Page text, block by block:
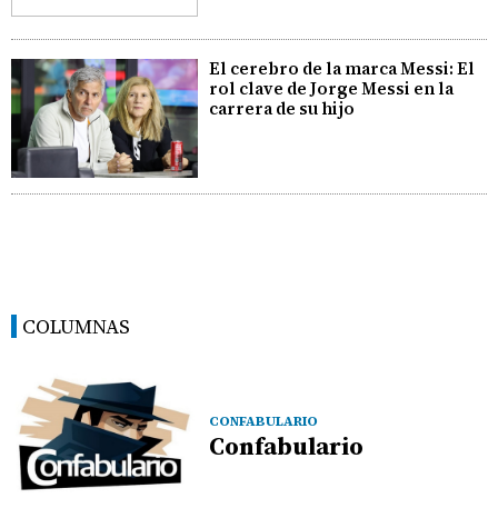
El cerebro de la marca Messi: El
rol clave de Jorge Messi en la
carrera de su hijo
COLUMNAS
CONFABULARIO
Confabulario